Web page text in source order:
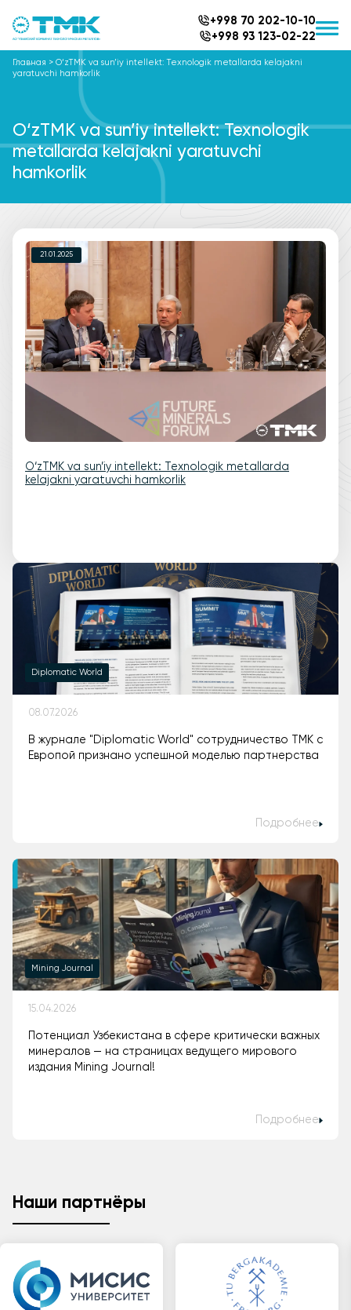
+998 70 202-10-10
+998 93 123-02-22
Главная > O‘zTMK va sun’iy intellekt: Texnologik metallarda kelajakni
yaratuvchi hamkorlik
O‘zTMK va sun’iy intellekt: Texnologik
metallarda kelajakni yaratuvchi
hamkorlik
21.01.2025
O‘zTMK va sun’iy intellekt: Texnologik metallarda
kelajakni yaratuvchi hamkorlik
Diplomatic World
08.07.2026
В журнале "Diplomatic World" сотрудничество ТМК с
Европой признано успешной моделью партнерства
Подробнее
Mining Journal
15.04.2026
Потенциал Узбекистана в сфере критически важных
минералов — на страницах ведущего мирового
издания Mining Journal!
Подробнее
Наши партнёры